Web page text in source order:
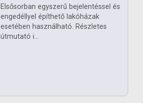
Elsősorban egyszerű bejelentéssel és
engedéllyel építhető lakóházak
esetében használható. Részletes
útmutató i...